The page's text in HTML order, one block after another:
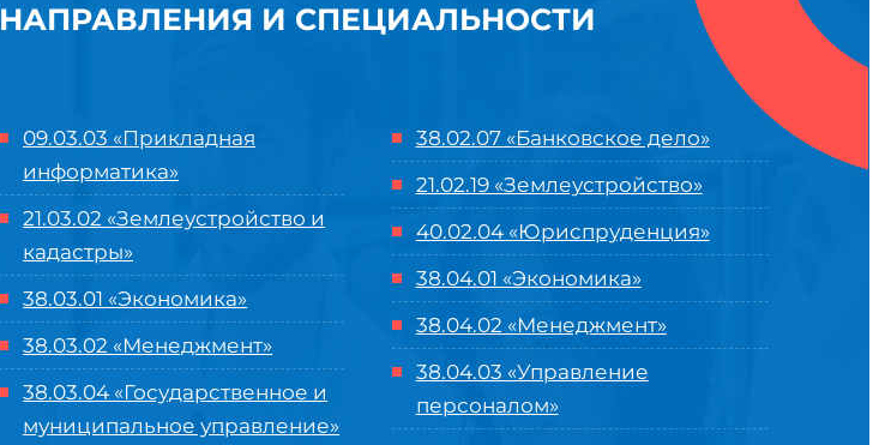
НАПРАВЛЕНИЯ И СПЕЦИАЛЬНОСТИ
09.03.03 «Прикладная
информатика»
21.03.02 «Землеустройство и
кадастры»
38.03.01 «Экономика»
38.03.02 «Менеджмент»
38.03.04 «Государственное и
муниципальное управление»
38.02.07 «Банковское дело»
21.02.19 «Землеустройство»
40.02.04 «Юриспруденция»
38.04.01 «Экономика»
38.04.02 «Менеджмент»
38.04.03 «Управление
персоналом»